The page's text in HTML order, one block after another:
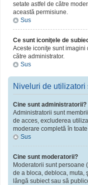
setate astfel de către
această permisiune.
Sus
Ce sunt iconiţele de
Aceste iconiţe sunt
către administrator.
Sus
Niveluri de utilizatori
Cine sunt administratorii?
Administratorii sunt
de acces, excluderea
moderare completă în
Sus
Cine sunt moderatorii?
Moderatorii sunt persoane
de a bloca, debloca, muta,
lângă subiect sau să